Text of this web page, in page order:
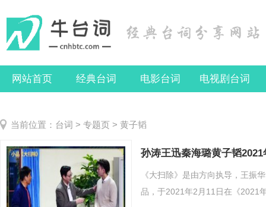
网站首页 经典台词 电影台词 电视剧台词
当前位置： 台词 > 专题页 > 黄子韬
孙涛王迅秦海璐黄子韬
《大扫除》是由方向执导，王振
品，于2021年2月11日在《2021